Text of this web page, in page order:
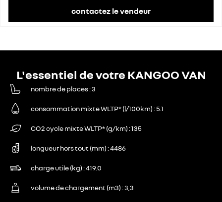
contactez le vendeur
L'essentiel de votre KANGOO VAN
nombre de places 3
consommation mixte WLTP* (l/100km) 5.1
CO2 cycle mixte WLTP* (g/km) 135
longueur hors tout (mm) 4486
charge utile (kg) 419.0
volume de chargement (m3) 3,3